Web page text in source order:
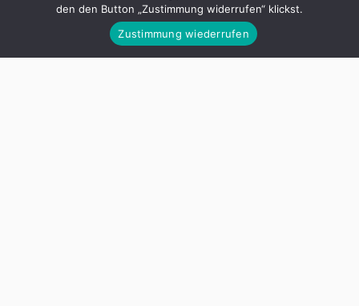
Aufsichtsbehörden. Doch wem nutzt eine stärkere
Regulierung, und wie gestaltet man sie fair?Ein
Gespräch mit Anselm Rodenhausen, der für die
den den Button „Zustimmung widerrufen“ klickst.
Zustimmung wiederrufen